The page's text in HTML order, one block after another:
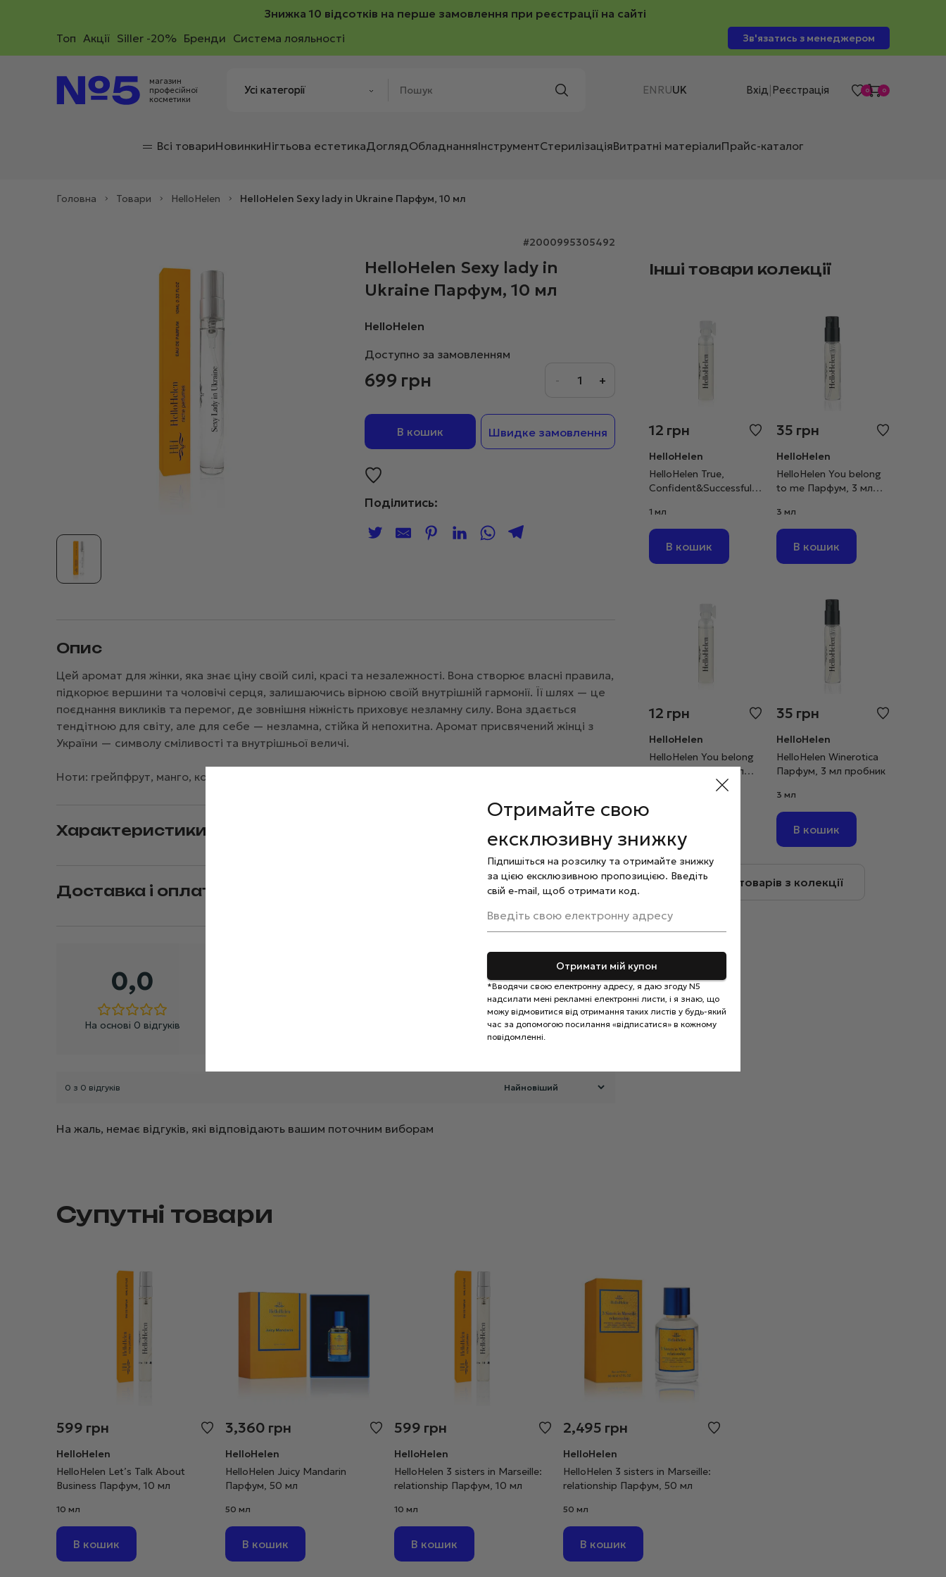
Отримайте свою
ексклюзивну знижку
Підпишіться на розсилку та отримайте знижку
за цією ексклюзивною пропозицією. Введіть
свій e-mail, щоб отримати код.
Введіть свою електронну адресу
Отримати мій купон
*Вводячи свою електронну адресу, я даю згоду N5
надсилати мені рекламні електронні листи, і я знаю, що
можу відмовитися від отримання таких листів у будь-який
час за допомогою посилання «відписатися» в кожному
повідомленні.
Знижка 10 відсотків на перше замовлення при реєстрації на сайті
Toп Акції Siller -20% Бренди Система лояльності Зв'язатись з менеджером
магазин
професійної
косметики
EN RUUK Вхід Реєстрація 0 0
Всі товариНовинкиНігтьова естетикаДоглядОбладнанняІнструментСтерилізаціяВитратні матеріалиПрайс-каталог
Головна > Товари > HelloHelen > HelloHelen Sexy lady in Ukraine Парфум, 10 мл
#2000995305492
HelloHelen Sexy lady in
Ukraine Парфум, 10 мл
HelloHelen
Доступно за замовленням
699 грн
В кошик Швидке замовлення
Поділитись:
Опис
Цей аромат для жінки, яка знає ціну своїй силі, красі та незалежності. Вона створює власні правила,
підкорює вершини та чоловічі серця, залишаючись вірною своїй внутрішній гармонії. Її шлях — це
поєднання викликів та перемог, де зовнішня ніжність приховує незламну силу. Вона здається
тендітною для світу, але для себе — незламна, стійка й непохитна. Аромат присвячений жінці з
України — символу сміливості та внутрішньої величі.
Ноти: грейпфрут, манго, кокос, чорна смородина, жасмин, тіаре, сандалове дерево, ваніль.
Характеристики
Доставка і оплата
0,0
На основі 0 відгуків
Додайте відгук
0 з 0 відгуків
На жаль, немає відгуків, які відповідають вашим поточним виборам
Інші товари колекції
12 грн
HelloHelen
HelloHelen True,
Confident&Successful
1 мл
В кошик
35 грн
HelloHelen
HelloHelen You belong
to me Парфум, 3 мл
3 мл
В кошик
12 грн
HelloHelen
HelloHelen You belong
to me Парфум, 1 мл
35 грн
HelloHelen
HelloHelen Winerotica
Парфум, 3 мл пробник
3 мл
В кошик
Більше товарів з колекції
Супутні товари
599 грн
HelloHelen
HelloHelen Let’s Talk About
Business Парфум, 10 мл
10 мл
В кошик
3,360 грн
HelloHelen
HelloHelen Juicy Mandarin
Парфум, 50 мл
50 мл
В кошик
599 грн
HelloHelen
HelloHelen 3 sisters in Marseille:
relationship Парфум, 10 мл
10 мл
В кошик
2,495 грн
HelloHelen
HelloHelen 3 sisters in Marseille:
relationship Парфум, 50 мл
50 мл
В кошик